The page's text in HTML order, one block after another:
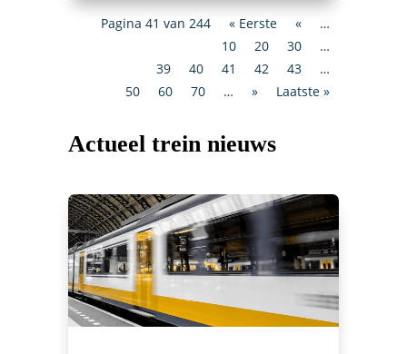
Pagina 41 van 244 « Eerste «
…
10
20 30
…
39
40 41 42 43
…
50
60 70 … » Laatste »
Actueel trein nieuws